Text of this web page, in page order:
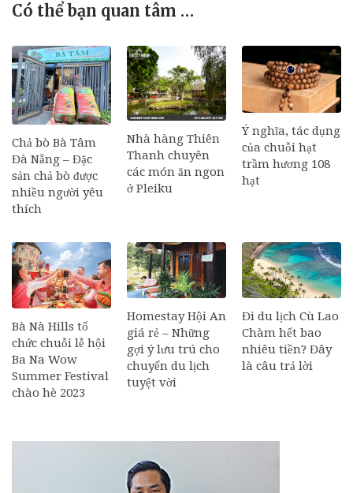
Có thể bạn quan tâm …
Chả bò Bà Tâm
Đà Nẵng – Đặc
sản chả bò được
nhiều người yêu
thích
Nhà hàng Thiên
Thanh chuyên
các món ăn ngon
ở Pleiku
Ý nghĩa, tác dụng
của chuỗi hạt
trầm hương 108
hạt
Bà Nà Hills tổ
chức chuỗi lễ hội
Ba Na Wow
Summer Festival
chào hè 2023
Homestay Hội An
giá rẻ – Những
gợi ý lưu trú cho
chuyến du lịch
tuyệt vời
Đi du lịch Cù Lao
Chàm hết bao
nhiêu tiền? Đây
là câu trả lời